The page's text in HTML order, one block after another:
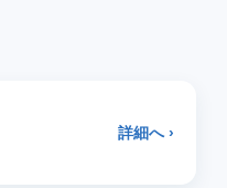
詳細へ ›